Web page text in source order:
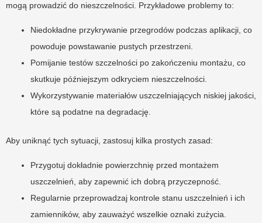
mogą prowadzić do nieszczelności. Przykładowe problemy to:
Niedokładne przykrywanie przegrodów podczas aplikacji, co
powoduje powstawanie pustych przestrzeni.
Pomijanie testów szczelności po zakończeniu montażu, co
skutkuje późniejszym odkryciem nieszczelności.
Wykorzystywanie materiałów uszczelniających niskiej jakości,
które są podatne na degradację.
Aby uniknąć tych sytuacji, zastosuj kilka prostych zasad:
Przygotuj dokładnie powierzchnię przed montażem
uszczelnień, aby zapewnić ich dobrą przyczepność.
Regularnie przeprowadzaj kontrole stanu uszczelnień i ich
zamienników, aby zauważyć wszelkie oznaki zużycia.